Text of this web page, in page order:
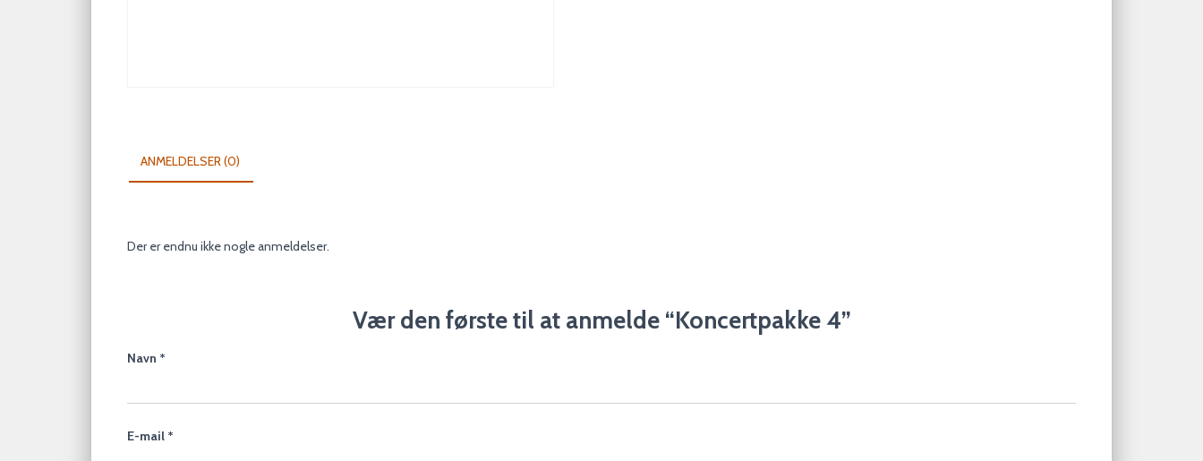
ANMELDELSER (0)
Der er endnu ikke nogle anmeldelser.
Vær den første til at anmelde “Koncertpakke 4”
Navn *
E-mail *